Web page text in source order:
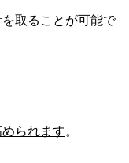
取ることが可能で
られます。